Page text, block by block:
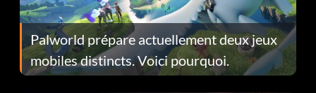
Palworld prépare actuellement deux jeux
mobiles distincts. Voici pourquoi.